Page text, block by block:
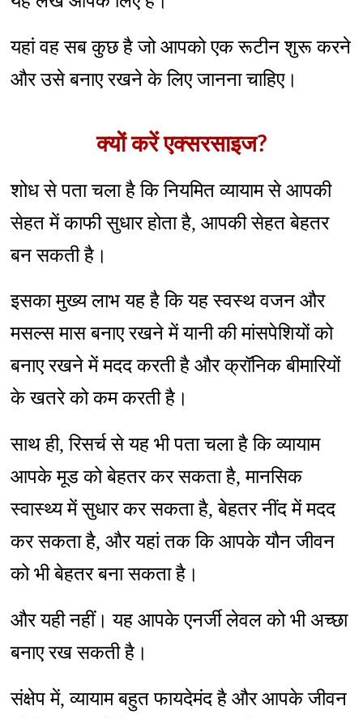
यहां वह सब कुछ है जो आपको एक रूटीन शुरू करने
और उसे बनाए रखने के लिए जानना चाहिए।
क्यों करें एक्सरसाइज?
शोध से पता चला है कि नियमित व्यायाम से आपकी
सेहत में काफी सुधार होता है, आपकी सेहत बेहतर
बन सकती है।
इसका मुख्य लाभ यह है कि यह स्वस्थ वजन और
मसल्स मास बनाए रखने में यानी की मांसपेशियों को
बनाए रखने में मदद करती है और क्रॉनिक बीमारियों
के खतरे को कम करती है।
साथ ही, रिसर्च से यह भी पता चला है कि व्यायाम
आपके मूड को बेहतर कर सकता है, मानसिक
स्वास्थ्य में सुधार कर सकता है, बेहतर नींद में मदद
कर सकता है, और यहां तक कि आपके यौन जीवन
को भी बेहतर बना सकता है।
और यही नहीं। यह आपके एनर्जी लेवल को भी अच्छा
बनाए रख सकती है।
संक्षेप में, व्यायाम बहुत फायदेमंद है और आपके जीवन